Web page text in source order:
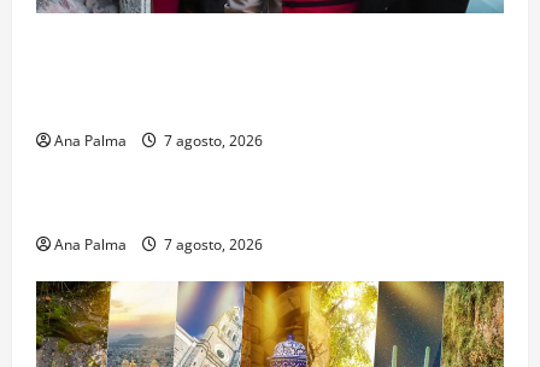
Ana Palma 7 agosto, 2026
Estados Portada
Ana Palma 7 agosto, 2026